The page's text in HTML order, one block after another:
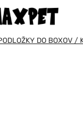
DO BOXOV /